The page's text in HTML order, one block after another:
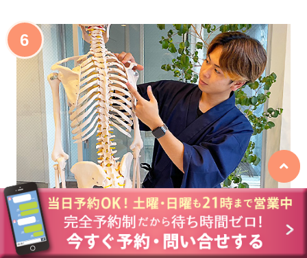
6
効果の確認
実際に、施術前と施術後でどれだけ変化が起こったのか
を確認していきます。